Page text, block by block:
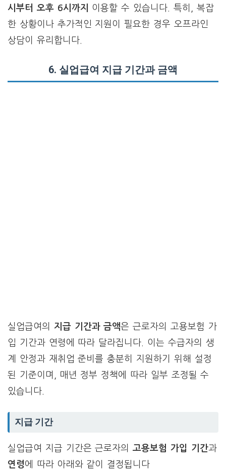
시부터 오후 6시까지
이용할 수 있습니다. 특히, 복잡
한 상황이나 추가적인 지원이 필요한 경우 오프라인
상담이 유리합니다.
6. 실업급여 지급 기간과 금액
실업급여의 지급 기간과 금액은 근로자의 고용보험 가
입 기간과 연령에 따라 달라집니다. 이는 수급자의 생
계 안정과 재취업 준비를 충분히 지원하기 위해 설정
된 기준이며, 매년 정부 정책에 따라 일부 조정될 수
있습니다.
지급 기간
실업급여 지급 기간은 근로자의고용보험 가입 기간과
연령에 따라 아래와 같이 결정됩니다